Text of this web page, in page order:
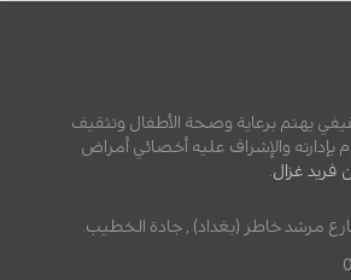
يهتم برعاية وصحة الأطفال وتثقيف
بإدارته والإشراف عليه أخصائي أمراض
فريد غزال.
مرشد خاطر (بغداد) , جادة الخطيب.